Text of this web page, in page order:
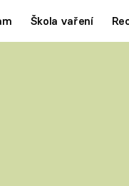
Škola vaření